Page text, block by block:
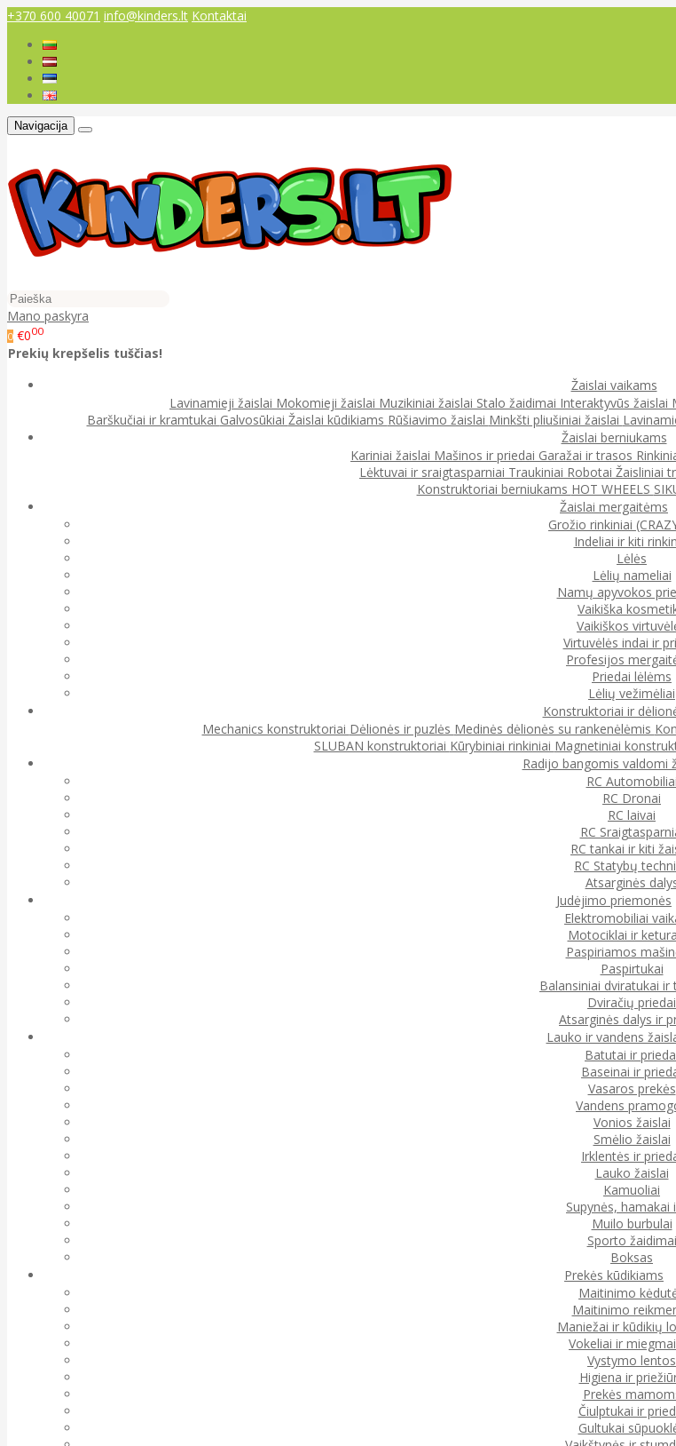
+370 600 40071 info@kinders.lt Kontaktai
Navigacija
Mano paskyra
0 €000
Prekių krepšelis tuščias!
Žaislai vaikams
Lavinamieji žaislai Mokomieji žaislai Muzikiniai žaislai Stalo žaidimai Interaktyvūs žaislai
Barškučiai ir kramtukai Galvosūkiai Žaislai kūdikiams Rūšiavimo žaislai Minkšti pliušiniai žaislai
Žaislai berniukams
Kariniai žaislai Mašinos ir priedai Garažai ir trasos
Lėktuvai ir sraigtasparniai Traukiniai Robotai Žaisliniai
Konstruktoriai berniukams HOT WHEELS
Žaislai mergaitėms
Grožio rinkiniai
Indeliai ir kiti
Lėlės
Lėlių nameliai
Namų apyvokos
Vaikiška
Vaikiškos
Virtuvėlės indai ir
Profesijos
Priedai lėlėms
Lėlių vežimėliai
Konstruktoriai ir
Mechanics konstruktoriai Dėlionės ir puzlės Medinės dėlionės su rankenėlėmis
SLUBAN konstruktoriai Kūrybiniai rinkiniai Magnetiniai
Radijo bangomis valdomi
RC Automobiliai
RC Dronai
RC laivai
RC
RC tankai ir kiti
RC Statybų
Atsarginės
Judėjimo priemonės
Elektromobiliai
Motociklai ir
Paspiriamos
Paspirtukai
Balansiniai dviratukai ir
Dviračių priedai
Atsarginės dalys ir
Lauko ir vandens
Batutai ir
Baseinai ir
Vasaros prekės
Vandens
Vonios žaislai
Smėlio žaislai
Irklentės ir
Lauko žaislai
Kamuoliai
Supynės, hamakai
Muilo burbulai
Sporto žaidimai
Boksas
Prekės kūdikiams
Maitinimo
Maitinimo
Maniežai ir kūdikių
Vokeliai ir
Vystymo lentos
Higiena ir
Prekės
Čiulptukai ir
Gultukai